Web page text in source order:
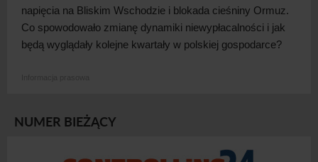
napięcia na Bliskim Wschodzie i blokada cieśniny Ormuz.
Co spowodowało zmianę dynamiki niewypłacalności i jak
będą wyglądały kolejne kwartały w polskiej gospodarce?
NUMER BIEŻĄCY